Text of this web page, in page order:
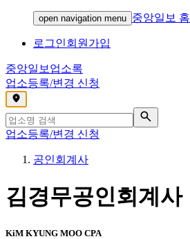
open navigation menu 중앙일보 홈
로그인회원가입
중앙일보 업소록
업소등록/변경 신청
,
업소등록/변경 신청
공인회계사
김경무공인회계사
KiM KYUNG MOO CPA